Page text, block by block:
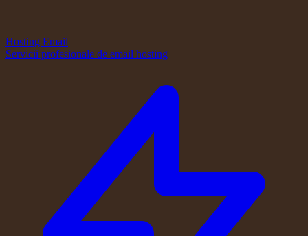
Hosting Email
Servicii profesionale de email hosting